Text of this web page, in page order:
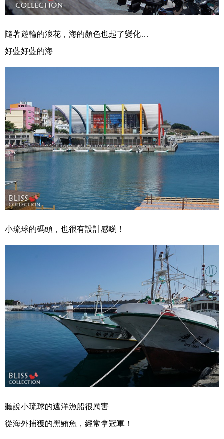
隨著遊輪的浪花，海的顏色也起了變化…
好藍好藍的海
小琉球的碼頭，也很有設計感喲！
聽說小琉球的遠洋漁船很厲害
從海外捕獲的黑鮪魚，經常拿冠軍！